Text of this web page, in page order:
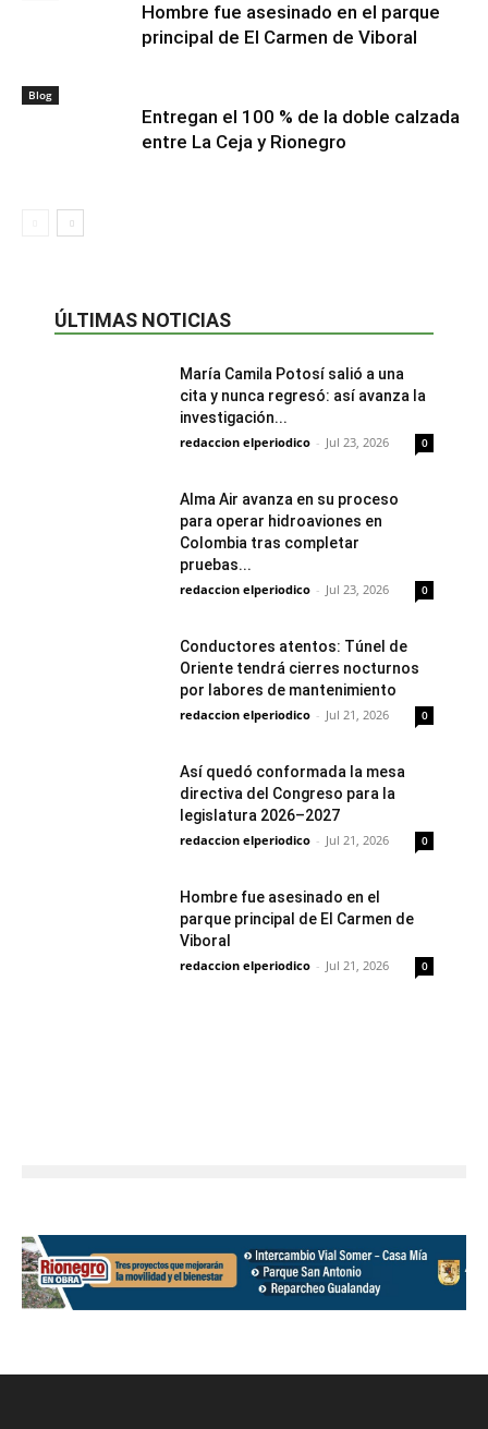
Hombre fue asesinado en el parque
principal de El Carmen de Viboral
Blog
Entregan el 100 % de la doble calzada
entre La Ceja y Rionegro
ÚLTIMAS NOTICIAS
María Camila Potosí salió a una
cita y nunca regresó: así avanza la
investigación...
redaccion elperiodico - Jul 23, 2026 0
Alma Air avanza en su proceso
para operar hidroaviones en
Colombia tras completar
pruebas...
redaccion elperiodico - Jul 23, 2026 0
Conductores atentos: Túnel de
Oriente tendrá cierres nocturnos
por labores de mantenimiento
redaccion elperiodico - Jul 21, 2026 0
Así quedó conformada la mesa
directiva del Congreso para la
legislatura 2026–2027
redaccion elperiodico - Jul 21, 2026 0
Hombre fue asesinado en el
parque principal de El Carmen de
Viboral
redaccion elperiodico - Jul 21, 2026 0